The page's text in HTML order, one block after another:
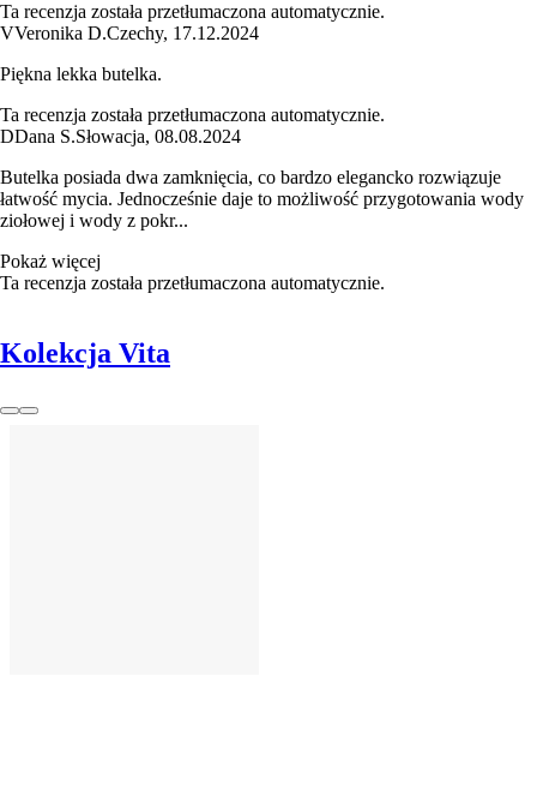
Ta recenzja została przetłumaczona automatycznie.
VVeronika D.Czechy, 17.12.2024
Piękna lekka butelka.
Ta recenzja została przetłumaczona automatycznie.
DDana S.Słowacja, 08.08.2024
Butelka posiada dwa zamknięcia, co bardzo elegancko rozwiązuje
łatwość mycia. Jednocześnie daje to możliwość przygotowania wody
ziołowej i wody z pokr...
Pokaż więcej
Ta recenzja została przetłumaczona automatycznie.
Kolekcja Vita